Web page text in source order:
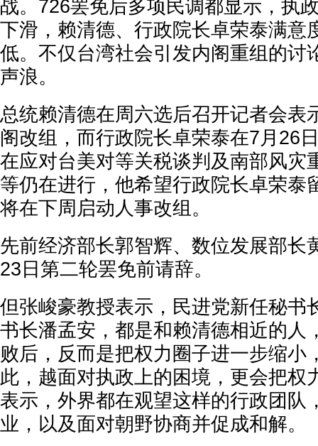
战。726罢免后多项民调都显示，执
下滑，赖清德、行政院长卓荣泰满意
低。不仅台湾社会引发内阁重组的讨
声浪。
总统赖清德在周六选后召开记者会表
阁改组，而行政院长卓荣泰在7月26
在应对台美对等关税谈判及南部风灾
等仍在进行，他希望行政院长卓荣泰
将在下周启动人事改组。
先前经济部长郭智辉、数位发展部长
23日第二轮罢免前请辞。
但张峻豪教授表示，民进党新任秘书
书长潘孟安，都是和赖清德相近的人
败后，反而是把权力圈子进一步缩小
此，越面对执政上的困境，更会把权
表示，外界都在观望这样的行政团队
业，以及面对朝野协商并促成和解。